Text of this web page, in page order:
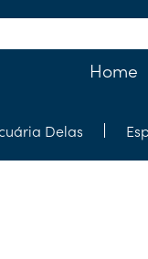
Home
Delas